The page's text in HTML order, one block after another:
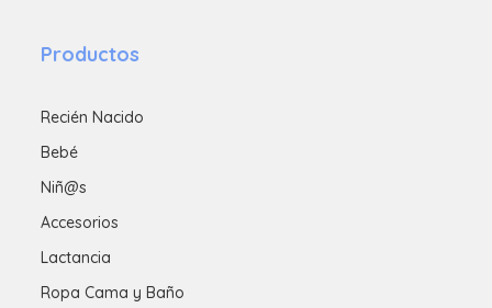
Productos
Recién Nacido
Bebé
Niñ@s
Accesorios
Lactancia
Ropa Cama y Baño